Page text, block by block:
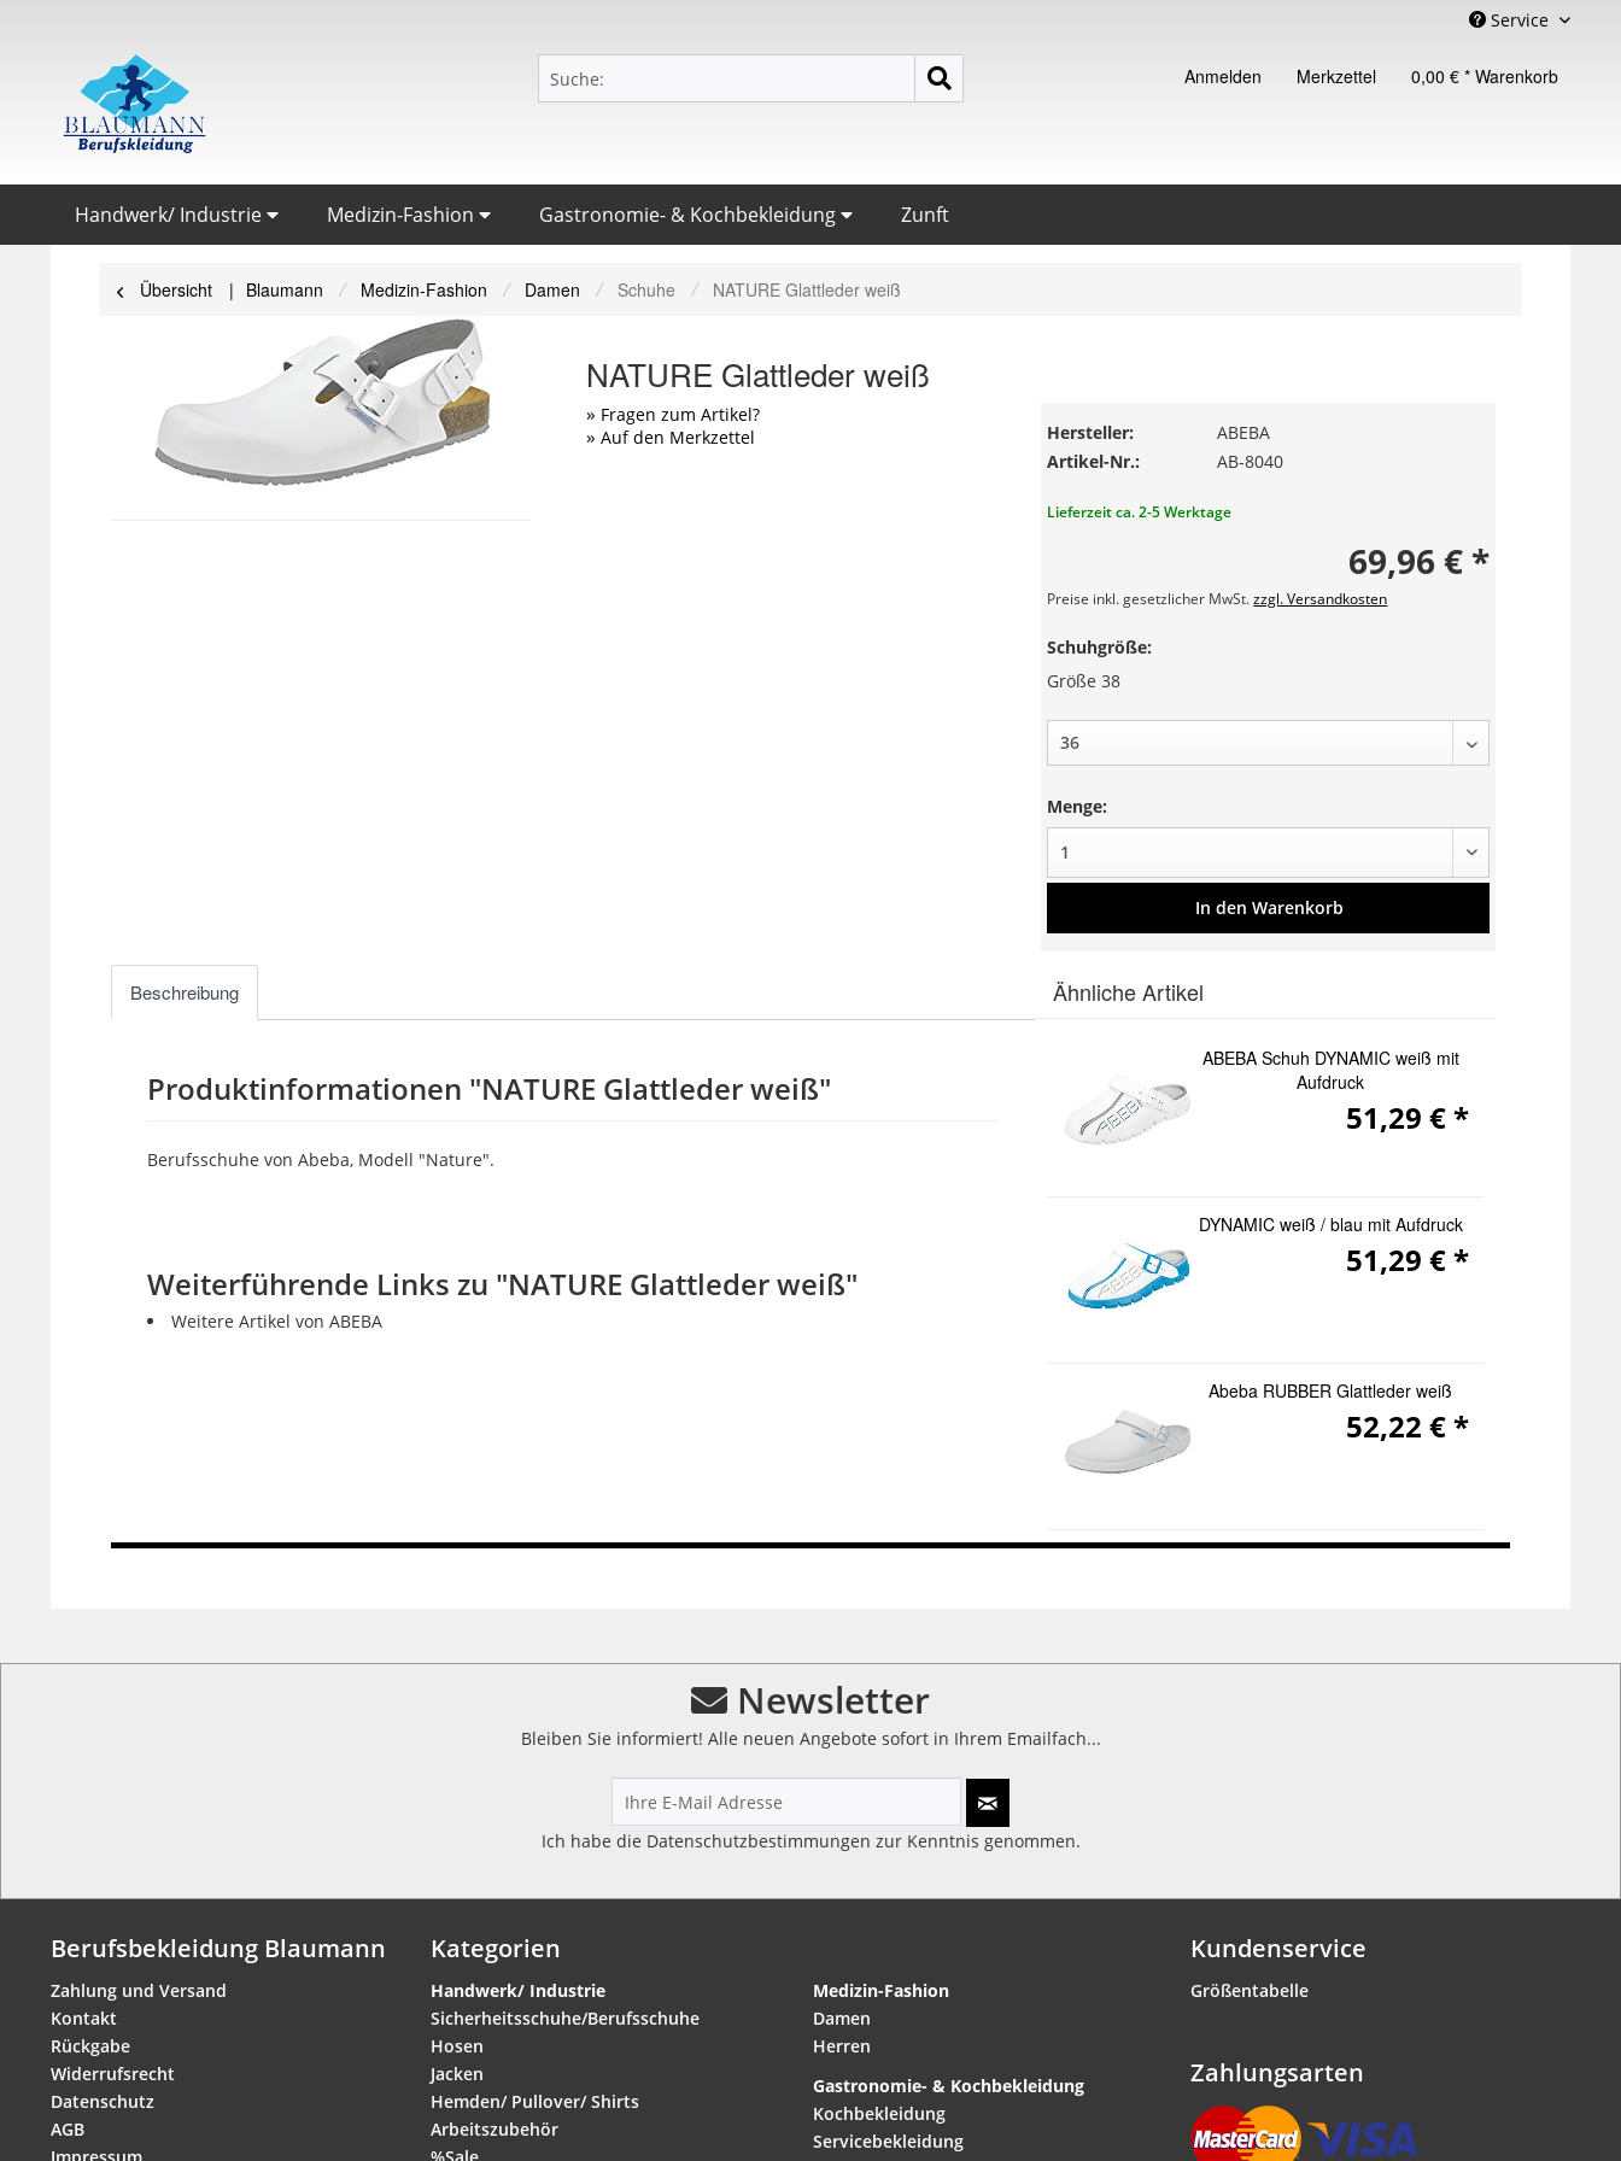
Service
Anmelden Merkzettel 0,00 € * Warenkorb
Handwerk/ Industrie Medizin-Fashion Gastronomie- & Kochbekleidung Zunft
Übersicht Blaumann Medizin-Fashion Damen Schuhe NATURE Glattleder weiß
NATURE Glattleder weiß
Fragen zum Artikel?
Auf den Merkzettel
Hersteller:
ABEBA
Artikel-Nr.:
AB-8040
Lieferzeit ca. 2-5 Werktage
69,96 € *
Preise inkl. gesetzlicher MwSt.zzgl. Versandkosten
Schuhgröße:
Größe 38
Menge:
In den Warenkorb
Beschreibung
Produktinformationen "NATURE Glattleder weiß"
Berufsschuhe von Abeba, Modell "Nature".
Weiterführende Links zu "NATURE Glattleder weiß"
Weitere Artikel von ABEBA
Ähnliche Artikel
ABEBA Schuh DYNAMIC weiß mit
Aufdruck
51,29 € *
DYNAMIC weiß / blau mit Aufdruck
51,29 € *
Abeba RUBBER Glattleder weiß
52,22 € *
Newsletter
Bleiben Sie informiert! Alle neuen Angebote sofort in Ihrem Emailfach...
Ich habe die Datenschutzbestimmungen zur Kenntnis genommen.
Berufsbekleidung Blaumann
Zahlung und Versand
Kontakt
Rückgabe
Widerrufsrecht
Datenschutz
AGB
Kategorien
Handwerk/ Industrie
Sicherheitsschuhe/Berufsschuhe
Hosen
Jacken
Hemden/ Pullover/ Shirts
Arbeitszubehör
Medizin-Fashion
Damen
Herren
Gastronomie- & Kochbekleidung
Kochbekleidung
Servicebekleidung
Kundenservice
Größentabelle
Zahlungsarten